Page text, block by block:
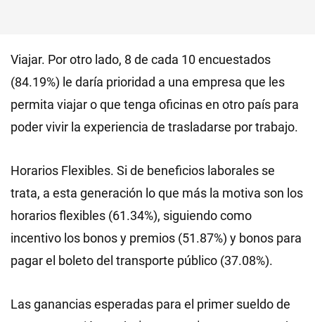
Viajar. Por otro lado, 8 de cada 10 encuestados
(84.19%) le daría prioridad a una empresa que les
permita viajar o que tenga oficinas en otro país para
poder vivir la experiencia de trasladarse por trabajo.
Horarios Flexibles. Si de beneficios laborales se
trata, a esta generación lo que más la motiva son los
horarios flexibles (61.34%), siguiendo como
incentivo los bonos y premios (51.87%) y bonos para
pagar el boleto del transporte público (37.08%).
Las ganancias esperadas para el primer sueldo de